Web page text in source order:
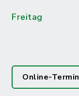
Freitag
Online-